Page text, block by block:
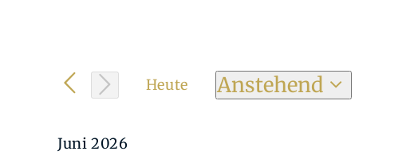
Veranstaltungen
Heute
Anstehend
Datum
Juni 2026